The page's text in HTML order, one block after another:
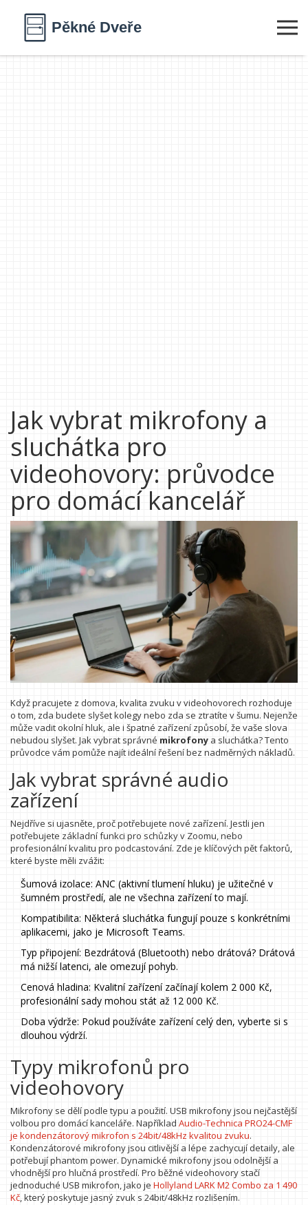
Jak vybrat mikrofony a
sluchátka pro
videohovory: průvodce
pro domácí kancelář
Když pracujete z domova, kvalita zvuku v videohovorech rozhoduje
o tom, zda budete slyšet kolegy nebo zda se ztratíte v šumu. Nejenže
může vadit okolní hluk, ale i špatné zařízení způsobí, že vaše slova
nebudou slyšet. Jak vybrat správné mikrofony a sluchátka? Tento
průvodce vám pomůže najít ideální řešení bez nadměrných nákladů.
Jak vybrat správné audio
zařízení
Nejdříve si ujasněte, proč potřebujete nové zařízení. Jestli jen
potřebujete základní funkci pro schůzky v Zoomu, nebo
profesionální kvalitu pro podcastování. Zde je klíčových pět faktorů,
které byste měli zvážit:
Šumová izolace: ANC (aktivní tlumení hluku) je užitečné v
šumném prostředí, ale ne všechna zařízení to mají.
Kompatibilita: Některá sluchátka fungují pouze s konkrétními
aplikacemi, jako je Microsoft Teams.
Typ připojení: Bezdrátová (Bluetooth) nebo drátová? Drátová
má nižší latenci, ale omezují pohyb.
Cenová hladina: Kvalitní zařízení začínají kolem 2 000 Kč,
profesionální sady mohou stát až 12 000 Kč.
Doba výdrže: Pokud používáte zařízení celý den, vyberte si s
dlouhou výdrží.
Typy mikrofonů pro
videohovory
Mikrofony se dělí podle typu a použití. USB mikrofony jsou nejčastější
volbou pro domácí kanceláře. Například Audio-Technica PRO24-CMF
je kondenzátorový mikrofon s 24bit/48kHz kvalitou zvuku.
Kondenzátorové mikrofony jsou citlivější a lépe zachycují detaily, ale
potřebují phantom power. Dynamické mikrofony jsou odolnější a
vhodnější pro hlučná prostředí. Pro běžné videohovory stačí
jednoduché USB mikrofon, jako je Hollyland LARK M2 Combo za 1 490
Kč, který poskytuje jasný zvuk s 24bit/48kHz rozlišením.